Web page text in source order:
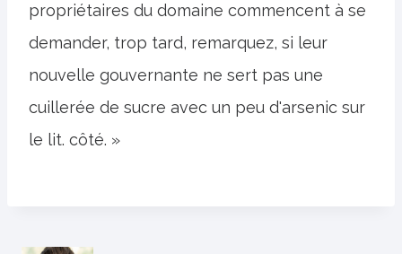
propriétaires du domaine commencent à se
demander, trop tard, remarquez, si leur
nouvelle gouvernante ne sert pas une
cuillerée de sucre avec un peu d'arsenic sur
le lit. côté. »